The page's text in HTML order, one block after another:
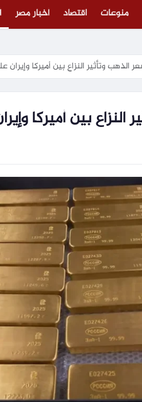
منوعات اقتصاد أخبار مصر
الذهب وتأثير النزاع بين أميركا وإيران
بين أميركا